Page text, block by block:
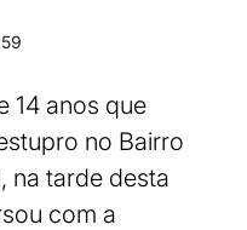
14 anos que
no Bairro
na tarde desta
com a